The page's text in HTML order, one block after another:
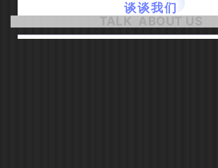
谈谈我们
TALK ABOUT US